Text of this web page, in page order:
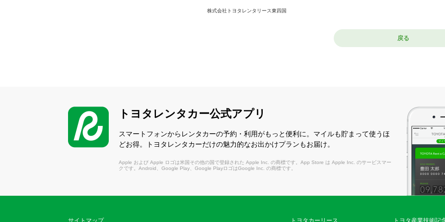
株式会社トヨタレンタリース東四国
戻る
トヨタレンタカー公式アプリ
スマートフォンからレンタカーの予約・利用がもっと便利に。マイルも貯まって使うほ
どお得。トヨタレンタカーだけの魅力的なお出かけプランもお届け。
Apple および Apple ロゴは米国その他の国で登録された Apple Inc. の商標です。App Store は Apple Inc. のサービスマー
クです。Android、Google Play、Google PlayロゴはGoogle Inc. の商標です。
サイトマップ トヨタカーリース トヨタ産業技術記